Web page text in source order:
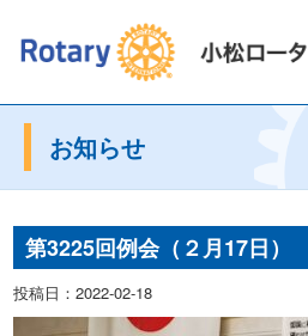
お知らせ
第3225回例会（２月17日）
投稿日：2022-02-18